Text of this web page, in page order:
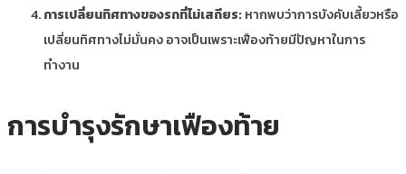
การเปลี่ยนทิศทางของรถที่ไม่เสถียร: หากพบว่าการบังคับเลี้ยวหรือ
เปลี่ยนทิศทางไม่มั่นคง อาจเป็นเพราะเฟืองท้ายมีปัญหาในการ
ทำงาน
การบำรุงรักษาเฟืองท้าย